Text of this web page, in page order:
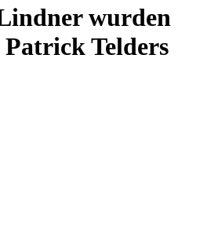
wurden
Telders